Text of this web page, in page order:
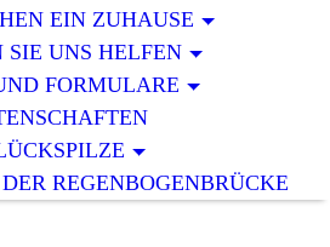
EIN ZUHAUSE
SIE UNS HELFEN
FORMULARE
REGENBOGENBRÜCKE